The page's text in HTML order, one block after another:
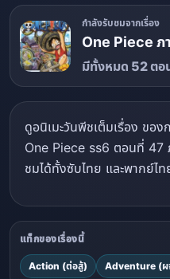
กำลังรับชมจากเรื่อง
One Piece ภ
มีทั้งหมด 52 ตอ
ดูอนิเมะวันพีชเต็มเรื่อง ขอ
One Piece ss6 ตอนที่ 47
ชมได้ทั้งซับไทย และพากย์ไ
แท็กของเรื่องนี้
Action (ต่อสู้) Adventure (